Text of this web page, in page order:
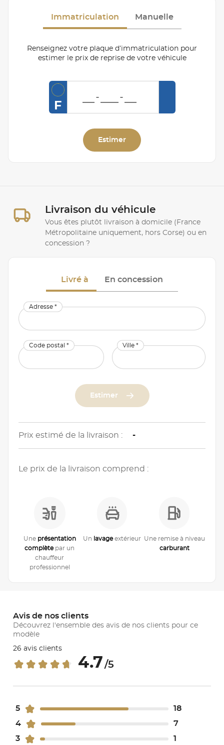
Immatriculation Manuelle
Renseignez votre plaque d’immatriculation pour
estimer le prix de reprise de votre véhicule
F
Estimer
Livraison du véhicule
Vous êtes plutôt livraison à domicile (France
Métropolitaine uniquement, hors Corse) ou en
concession ?
Livré à En concession
Adresse *
Code postal * Ville *
Estimer
Prix estimé de la livraison : -
Le prix de la livraison comprend :
Une présentation
complètepar un
chauffeur
professionnel
Un lavageextérieur Une remise à niveau
carburant
Avis de nos clients
Découvrez l'ensemble des avis de nos clients pour ce
modèle
26 avis clients
4.7 /5
5
18
4
7
3
1